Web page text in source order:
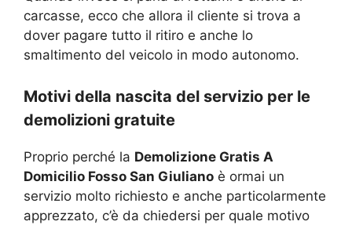
carcasse, ecco che allora il cliente si trova a
dover pagare tutto il ritiro e anche lo
smaltimento del veicolo in modo autonomo.
Motivi della nascita del servizio per le
demolizioni gratuite
Proprio perché la Demolizione Gratis A
Domicilio Fosso San Giuliano è ormai un
servizio molto richiesto e anche particolarmente
apprezzato, c’è da chiedersi per quale motivo